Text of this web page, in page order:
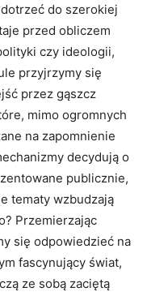
​do szerokiej
przed obliczem
czy ideologii,
przyjrzymy się
⁣przez gąszcz
mimo ogromnych
na‍ zapomnienie
decydują o
publicznie,
tematy wzbudzają
Przemierzając
się odpowiedzieć ​na
fascynujący świat,
ze‍ sobą zaciętą‍